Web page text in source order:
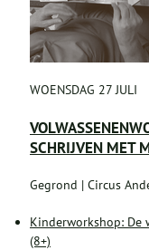
WOENSDAG 27 JULI
SCHRIJVEN MET
Gegrond | Circus
Kinderworkshop: De
(8+)